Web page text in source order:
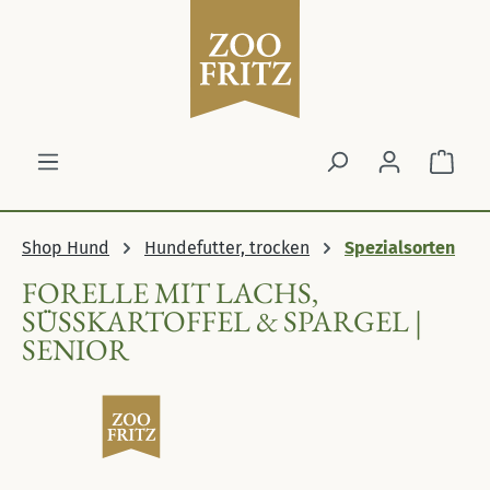
Shop Hund Hundefutter, trocken Spezialsorten
FORELLE MIT LACHS,
SÜSSKARTOFFEL & SPARGEL | S
ENIOR